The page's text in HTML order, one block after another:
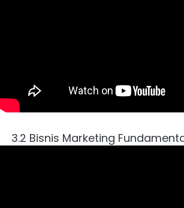
3.2 Bisnis Marketing